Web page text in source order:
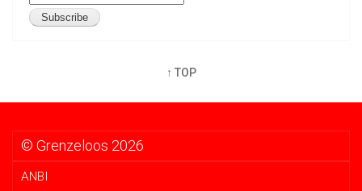
↑ TOP
© Grenzeloos 2026
ANBI